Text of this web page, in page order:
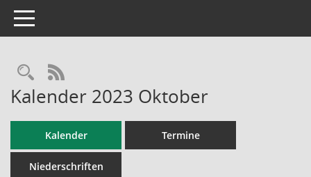
Toggle navigation
RSS-Feed
Kalender 2023 Oktober
Kalender Termine
Niederschriften